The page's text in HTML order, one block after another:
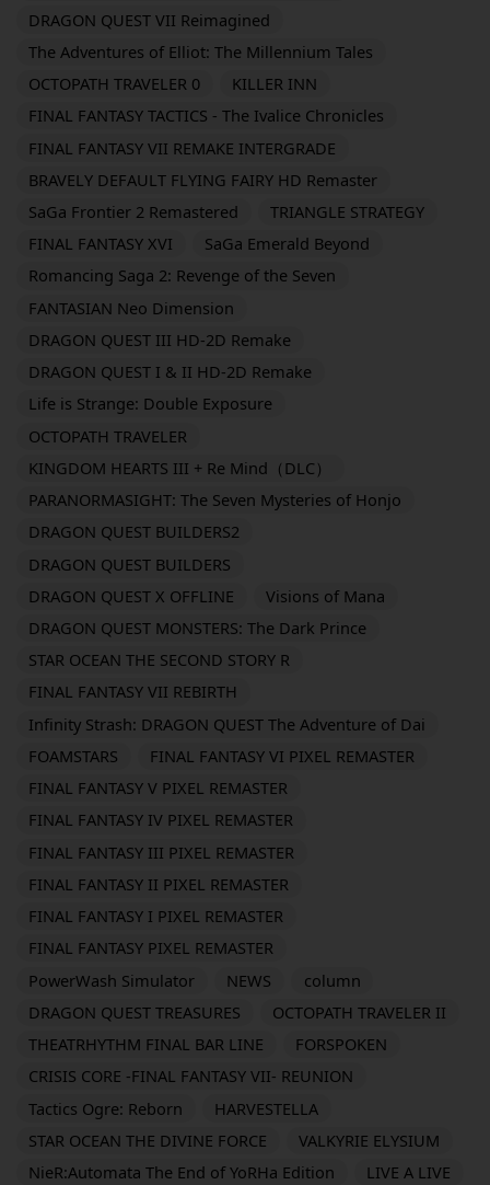
DRAGON QUEST VII Reimagined
The Adventures of Elliot: The Millennium Tales
OCTOPATH TRAVELER 0
KILLER INN
FINAL FANTASY TACTICS - The Ivalice Chronicles
FINAL FANTASY VII REMAKE INTERGRADE
BRAVELY DEFAULT FLYING FAIRY HD Remaster
SaGa Frontier 2 Remastered
TRIANGLE STRATEGY
FINAL FANTASY XVI
SaGa Emerald Beyond
Romancing Saga 2: Revenge of the Seven
FANTASIAN Neo Dimension
DRAGON QUEST III HD-2D Remake
DRAGON QUEST I & II HD-2D Remake
Life is Strange: Double Exposure
OCTOPATH TRAVELER
KINGDOM HEARTS III + Re Mind（DLC）
PARANORMASIGHT: The Seven Mysteries of Honjo
DRAGON QUEST BUILDERS2
DRAGON QUEST BUILDERS
DRAGON QUEST X OFFLINE
Visions of Mana
DRAGON QUEST MONSTERS: The Dark Prince
STAR OCEAN THE SECOND STORY R
FINAL FANTASY VII REBIRTH
Infinity Strash: DRAGON QUEST The Adventure of Dai
FOAMSTARS
FINAL FANTASY VI PIXEL REMASTER
FINAL FANTASY V PIXEL REMASTER
FINAL FANTASY IV PIXEL REMASTER
FINAL FANTASY III PIXEL REMASTER
FINAL FANTASY II PIXEL REMASTER
FINAL FANTASY I PIXEL REMASTER
FINAL FANTASY PIXEL REMASTER
PowerWash Simulator
NEWS
column
DRAGON QUEST TREASURES
OCTOPATH TRAVELER II
THEATRHYTHM FINAL BAR LINE
FORSPOKEN
CRISIS CORE -FINAL FANTASY VII- REUNION
Tactics Ogre: Reborn
HARVESTELLA
STAR OCEAN THE DIVINE FORCE
VALKYRIE ELYSIUM
NieR:Automata The End of YoRHa Edition
LIVE A LIVE